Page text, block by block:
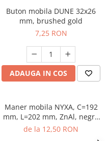
Buton mobila DUNE 32x26
mm, brushed gold
7,25 RON
ADAUGA IN COS
Maner mobila NYXA, C=192
mm, L=202 mm, ZnAl, negru
mat
de la 12,50 RON